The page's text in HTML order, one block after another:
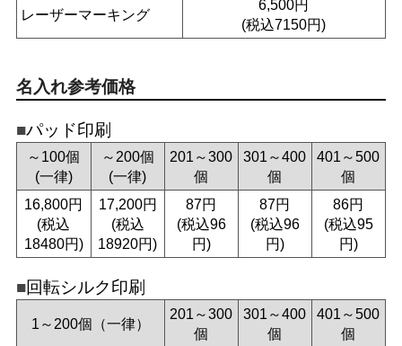
レーザーマーキング
6,500円
(税込7150円)
名入れ参考価格
パッド印刷
～100個
(一律)
～200個
(一律)
201～300
個
301～400
個
401～500
個
16,800円
(税込
18480円)
17,200円
(税込
18920円)
87円
(税込96
円)
87円
(税込96
円)
86円
(税込95
円)
回転シルク印刷
1～200個（一律）
201～300
個
301～400
個
401～500
個